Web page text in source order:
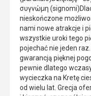
συγνώμη
nieskończone
nami nowe atrakcje i
wszystkie uroki tego
pojechać nie jeden
gwarancją pięknej
pewnie dlatego
wycieczka na Kretę
od wielu lat. Grecja